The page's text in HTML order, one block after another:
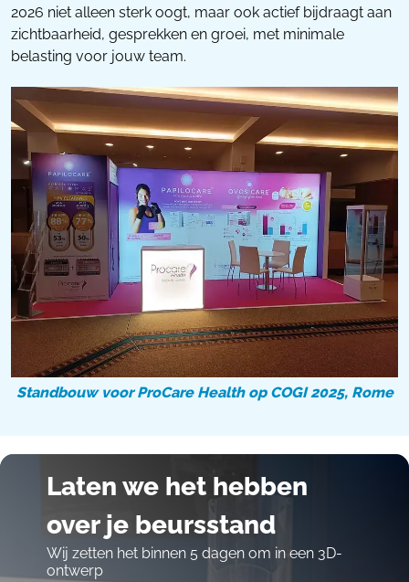
2026 niet alleen sterk oogt, maar ook actief bijdraagt aan
zichtbaarheid, gesprekken en groei, met minimale
belasting voor jouw team.
Standbouw voor ProCare Health op COGI 2025, Rome
Laten we het hebben
over je beursstand
Wij zetten het binnen 5 dagen om in een 3D-
ontwerp